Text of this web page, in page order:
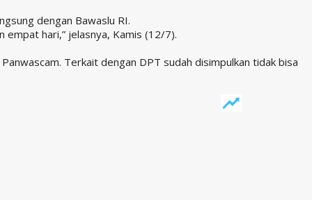
dengan Bawaslu RI.
empat hari,” jelasnya, Kamis (12/7).
Terkait dengan DPT sudah disimpulkan tidak bisa